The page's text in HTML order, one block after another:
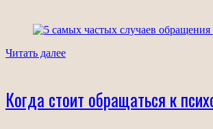
Читать далее
Когда стоит обращаться к